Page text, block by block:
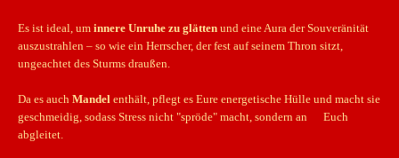
Es ist ideal, um innere Unruhe zu glätten und eine Aura der Souveränität
auszustrahlen – so wie ein Herrscher, der fest auf seinem Thron sitzt,
ungeachtet des Sturms draußen.
Da es auch Mandel enthält, pflegt es Eure energetische Hülle und macht sie
geschmeidig, sodass Stress nicht "spröde" macht, sondern an Euch
abgleitet.